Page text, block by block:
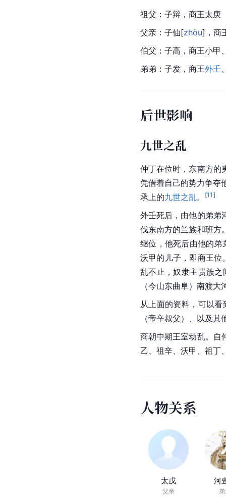
祖父： 子辩 ，商王太庚
父亲：子伷[zhòu] ，商
伯父 ： 子高 ，商王小甲
弟弟： 子发 ，商王外壬
后世影响
九世之乱
仲丁在位时，东南方的
凭借着自己的势力争夺
承上的九世之乱。 [11 ]
外壬死后，由他的弟弟
伐东南方的兰族和班方
继位，他死后由他的弟
沃甲的儿子，即商王位
乱不止，奴隶主贵族之
（今山东曲阜）南渡
从上面的资料，可以
（帝辛叔父）、以及其
商朝中期王室动乱。自
乙
祖辛 沃甲 祖丁
人物关系
太戊
父亲
河